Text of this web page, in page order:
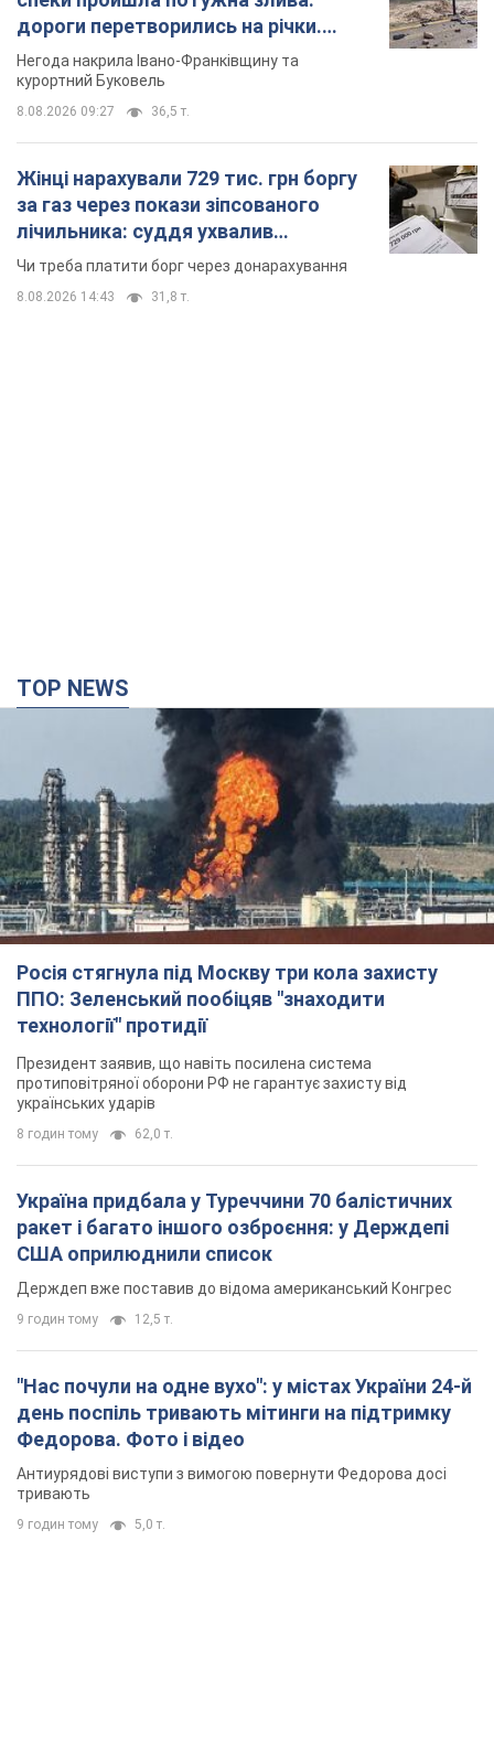
8.08.2026 14:43 31,8 т.
Росія стягнула під Москву три кола захисту
ППО: Зеленський пообіцяв "знаходити
технології" протидії
Президент заявив, що навіть посилена система
протиповітряної оборони РФ не гарантує захисту від
українських ударів
8 годин тому 62,0 т.
Україна придбала у Туреччини 70 балістичних
ракет і багато іншого озброєння: у Держдепі
США оприлюднили список
Держдеп вже поставив до відома американський Конгрес
9 годин тому 12,5 т.
"Нас почули на одне вухо": у містах України 24-й
день поспіль тривають мітинги на підтримку
тривають
9 годин тому 5,0 т.